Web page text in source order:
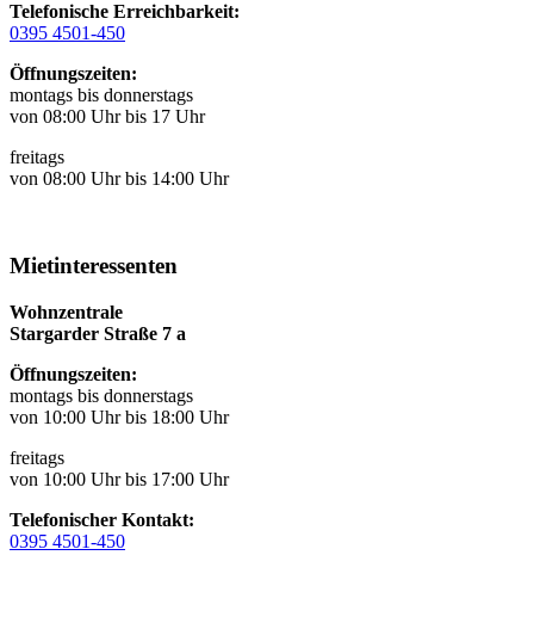
Telefonische Erreichbarkeit:
0395 4501-450
Öffnungszeiten:
montags bis donnerstags
von 08:00 Uhr bis 17 Uhr
freitags
von 08:00 Uhr bis 14:00 Uhr
Mietinteressenten
Wohnzentrale
Stargarder Straße 7 a
Öffnungszeiten:
montags bis donnerstags
von 10:00 Uhr bis 18:00 Uhr
freitags
von 10:00 Uhr bis 17:00 Uhr
Telefonischer Kontakt:
0395 4501-450